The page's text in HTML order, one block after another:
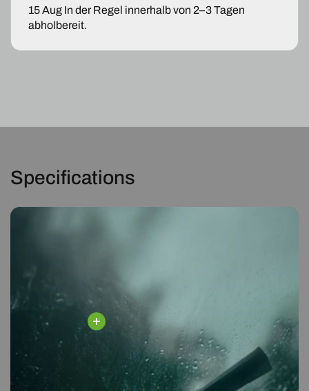
F12
F13)
F12
15 Aug In der Regel innerhalb von 2–3 Tagen
abholbereit.
Specifications